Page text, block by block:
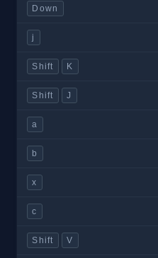
Down
j
Shift K
Shift J
a
b
x
c
Shift V